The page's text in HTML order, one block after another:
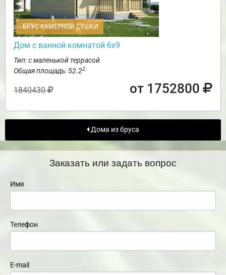
БРУС КАМЕРНОЙ СУШКИ
Дом с ванной комнатой 6х9
Тип: с маленькой террасой
Общая площадь: 52.22
1840430 от 1752800
Дома из бруса
Заказать или задать вопрос
Имя
Телефон
E-mail